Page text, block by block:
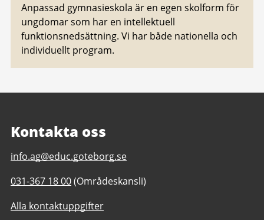
Anpassad gymnasieskola är en egen skolform för
ungdomar som har en intellektuell
funktionsnedsättning. Vi har både nationella och
individuellt program.
Kontakta oss
E-
till
Anpassad
gymnasieskola
info.ag@educ.goteborg.se
Telefonnummer
Anpassad
031-367 18 00(Områdeskansli)
Alla kontaktuppgifter